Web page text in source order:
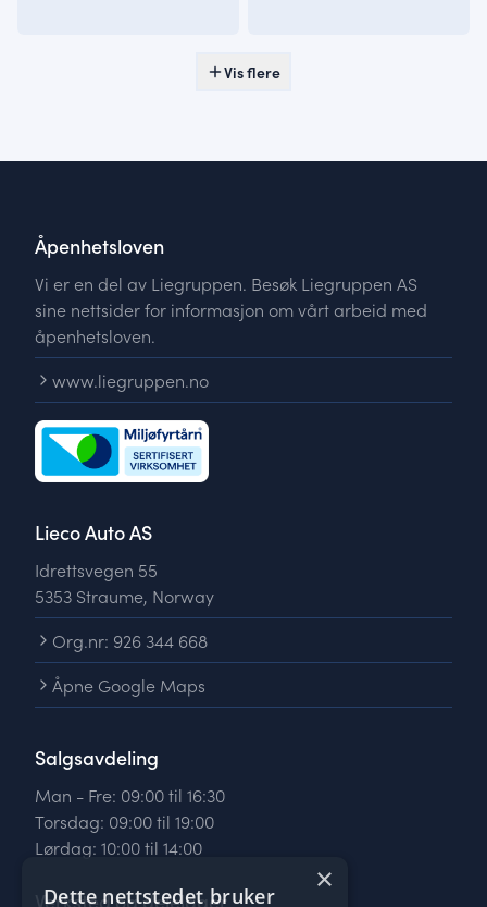
Vis flere
Åpenhetsloven
Vi er en del av Liegruppen. Besøk Liegruppen AS
sine nettsider for informasjon om vårt arbeid med
åpenhetsloven.
www.liegruppen.no
Lieco Auto AS
Idrettsvegen 55
5353 Straume, Norway
Org.nr: 926 344 668
Åpne Google Maps
Salgsavdeling
Man - Fre: 09:00 til 16:30
Torsdag: 09:00 til 19:00
Lørdag: 10:00 til 14:00
Verksted og delelager
×
Dette nettstedet bruker